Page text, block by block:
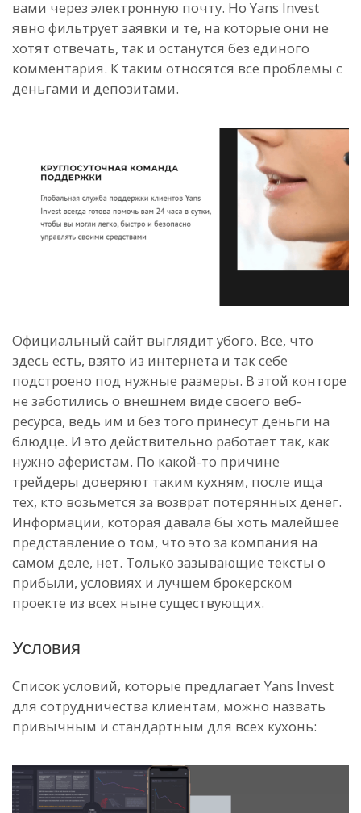
вами через электронную почту. Но Yans Invest
явно фильтрует заявки и те, на которые они не
хотят отвечать, так и останутся без единого
комментария. К таким относятся все проблемы с
деньгами и депозитами.
Официальный сайт выглядит убого. Все, что
здесь есть, взято из интернета и так себе
подстроено под нужные размеры. В этой конторе
не заботились о внешнем виде своего веб-
ресурса, ведь им и без того принесут деньги на
блюдце. И это действительно работает так, как
нужно аферистам. По какой-то причине
трейдеры доверяют таким кухням, после ища
тех, кто возьмется за возврат потерянных денег.
Информации, которая давала бы хоть малейшее
представление о том, что это за компания на
самом деле, нет. Только зазывающие тексты о
прибыли, условиях и лучшем брокерском
проекте из всех ныне существующих.
Условия
Список условий, которые предлагает Yans Invest
для сотрудничества клиентам, можно назвать
привычным и стандартным для всех кухонь: